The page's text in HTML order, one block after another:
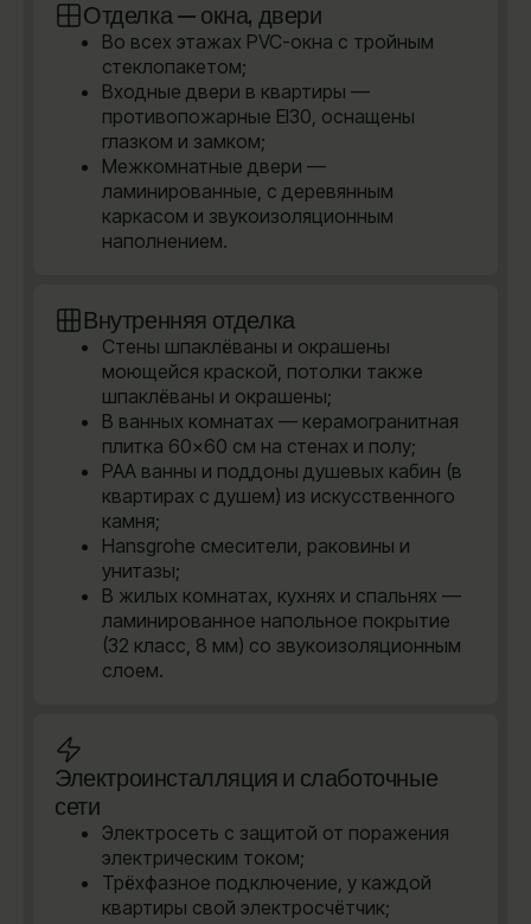
Отделка — окна, двери
Во всех этажах PVC-окна с тройным
стеклопакетом;
Входные двери в квартиры —
противопожарные EI30, оснащены
глазком и замком;
Межкомнатные двери —
ламинированные, с деревянным
каркасом и звукоизоляционным
наполнением.
Внутренняя отделка
Стены шпаклёваны и окрашены
моющейся краской, потолки также
шпаклёваны и окрашены;
В ванных комнатах — керамогранитная
плитка 60×60 см на стенах и полу;
PAA ванны и поддоны душевых кабин (в
квартирах с душем) из искусственного
камня;
Hansgrohe cмесители, раковины и
унитазы;
В жилых комнатах, кухнях и спальнях —
ламинированное напольное покрытие
(32 класс, 8 мм) со звукоизоляционным
слоем.
Электроинсталляция и слаботочные
сети
Электросеть с защитой от поражения
электрическим током;
Трёхфазное подключение, у каждой
квартиры свой электросчётчик;